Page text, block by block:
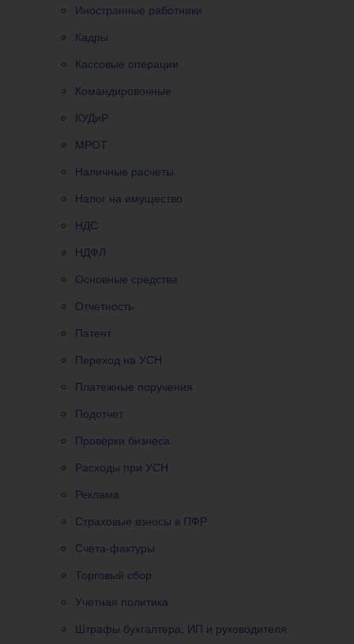
Иностранные работники
Кадры
Кассовые операции
Командировочные
КУДиР
МРОТ
Наличные расчеты
Налог на имущество
НДС
НДФЛ
Основные средства
Отчетность
Патент
Переход на УСН
Платежные поручения
Подотчет
Проверки бизнеса
Расходы при УСН
Реклама
Страховые взносы в ПФР
Счета-фактуры
Торговый сбор
Учетная политика
Штрафы бухгалтера, ИП и руководителя